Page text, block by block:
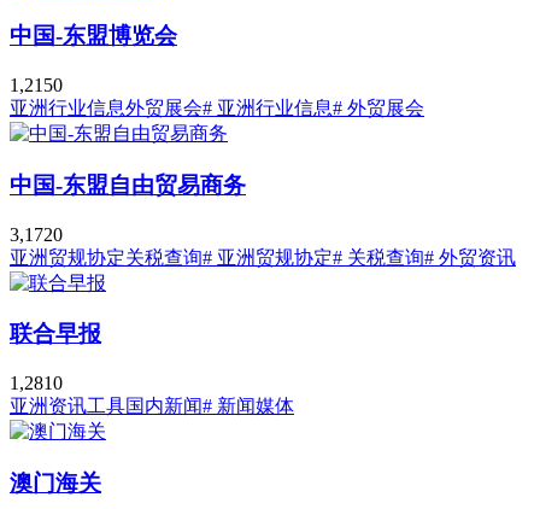
中国-东盟博览会
1,2150
亚洲行业信息外贸展会# 亚洲行业信息# 外贸展会
中国-东盟自由贸易商务
3,1720
亚洲贸规协定关税查询# 亚洲贸规协定# 关税查询# 外贸资讯
联合早报
1,2810
亚洲资讯工具国内新闻# 新闻媒体
澳门海关